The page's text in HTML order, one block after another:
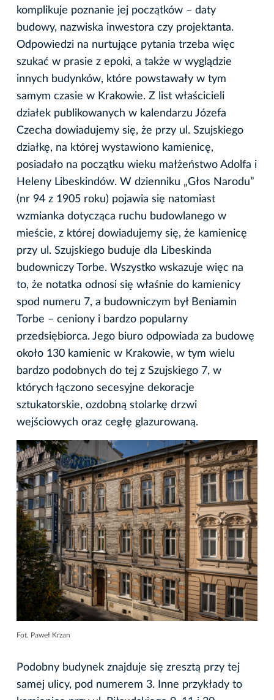
komplikuje poznanie jej początków – daty
budowy, nazwiska inwestora czy projektanta.
Odpowiedzi na nurtujące pytania trzeba więc
szukać w prasie z epoki, a także w wyglądzie
innych budynków, które powstawały w tym
samym czasie w Krakowie. Z list właścicieli
działek publikowanych w kalendarzu Józefa
Czecha dowiadujemy się, że przy ul. Szujskiego
działkę, na której wystawiono kamienicę,
posiadało na początku wieku małżeństwo Adolfa i
Heleny Libeskindów. W dzienniku „Głos Narodu”
(nr 94 z 1905 roku) pojawia się natomiast
wzmianka dotycząca ruchu budowlanego w
mieście, z której dowiadujemy się, że kamienicę
przy ul. Szujskiego buduje dla Libeskinda
budowniczy Torbe. Wszystko wskazuje więc na
to, że notatka odnosi się właśnie do kamienicy
spod numeru 7, a budowniczym był Beniamin
Torbe – ceniony i bardzo popularny
przedsiębiorca. Jego biuro odpowiada za budowę
około 130 kamienic w Krakowie, w tym wielu
bardzo podobnych do tej z Szujskiego 7, w
których łączono secesyjne dekoracje
sztukatorskie, ozdobną stolarkę drzwi
wejściowych oraz cegłę glazurowaną.
Fot. Paweł Krzan
Podobny budynek znajduje się zresztą przy tej
samej ulicy, pod numerem 3. Inne przykłady to